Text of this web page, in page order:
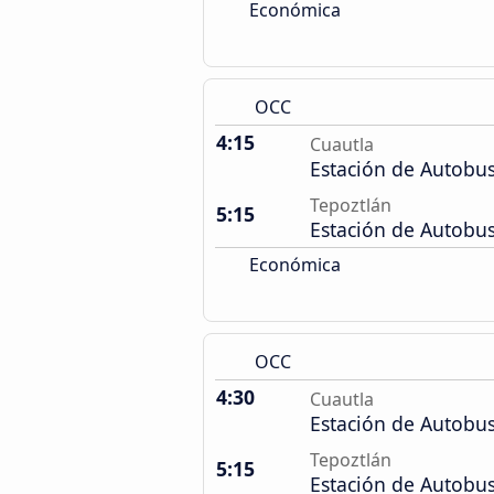
Económica
OCC
4:15 Cuautla
Estación de
5:15
Tepoztlán
Estación de
Económica
OCC
4:30 Cuautla
Estación de
5:15
Tepoztlán
Estación de